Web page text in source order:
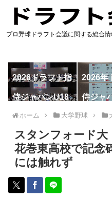
プロ野球ドラフト会議に関する総合
2026ドラフト指
名予想
2026年
候補
侍ジャパンU18
代表
侍ジャ
代表
ホーム 大学野球
スタンフォード大
花巻東高校で記念
には触れず